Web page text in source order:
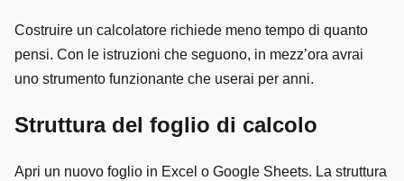
Costruire un calcolatore richiede meno tempo di quanto
pensi. Con le istruzioni che seguono, in mezz’ora avrai
uno strumento funzionante che userai per anni.
Struttura del foglio di calcolo
Apri un nuovo foglio in Excel o Google Sheets. La struttura